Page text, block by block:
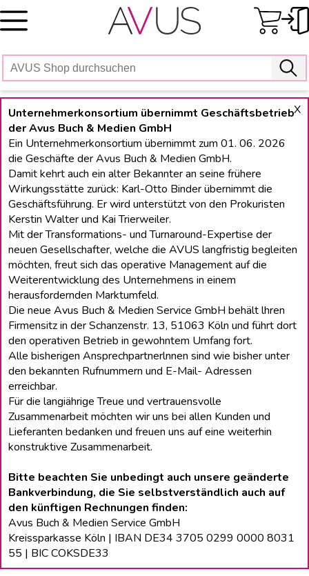
Skip
to
X
Unternehmerkonsortium übernimmt Geschäftsbetrieb
der Avus Buch & Medien GmbH
Ein Unternehmerkonsortium übernimmt zum 01. 06. 2026
die Geschäfte der Avus Buch & Medien GmbH.
Damit kehrt auch ein alter Bekannter an seine frühere
Wirkungsstätte zurück: Karl-Otto Binder übernimmt die
Geschäftsführung. Er wird unterstützt von den Prokuristen
Kerstin Walter und Kai Trierweiler.
Mit der Transformations- und Turnaround-Expertise der
neuen Gesellschafter, welche die AVUS langfristig begleiten
möchten, freut sich das operative Management auf die
Weiterentwicklung des Unternehmens in einem
herausfordernden Marktumfeld.
Die neue Avus Buch & Medien Service GmbH behält lhren
Firmensitz in der Schanzenstr. 13, 51063 Köln und führt dort
den operativen Betrieb in gewohntem Umfang fort.
Alle bisherigen Ansprechpartnerlnnen sind wie bisher unter
den bekannten Rufnummern und E-Mail- Adressen
erreichbar.
Für die langiährige Treue und vertrauensvolle
Zusammenarbeit möchten wir uns bei allen Kunden und
Lieferanten bedanken und freuen uns auf eine weiterhin
konstruktive Zusammenarbeit.
Bitte beachten Sie unbedingt auch unsere geänderte
Bankverbindung, die Sie selbstverständlich auch auf
den künftigen Rechnungen finden:
Avus Buch & Medien Service GmbH
Kreissparkasse Köln | IBAN DE34 3705 0299 0000 8031
55 | BIC COKSDE33